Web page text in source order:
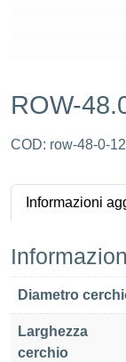
ROW-
COD: row-48-0-
Informazioni
Diametro
Larghezza
cerchio